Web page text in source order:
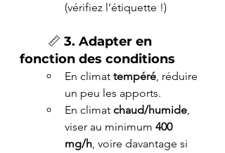
(vérifiez l’étiquette !)
	📏
3. Adapter en
fonction des conditions
En climat tempéré, réduire
un peu les apports.
En climat chaud/humide,
viser au minimum 400
mg/h, voire davantage si